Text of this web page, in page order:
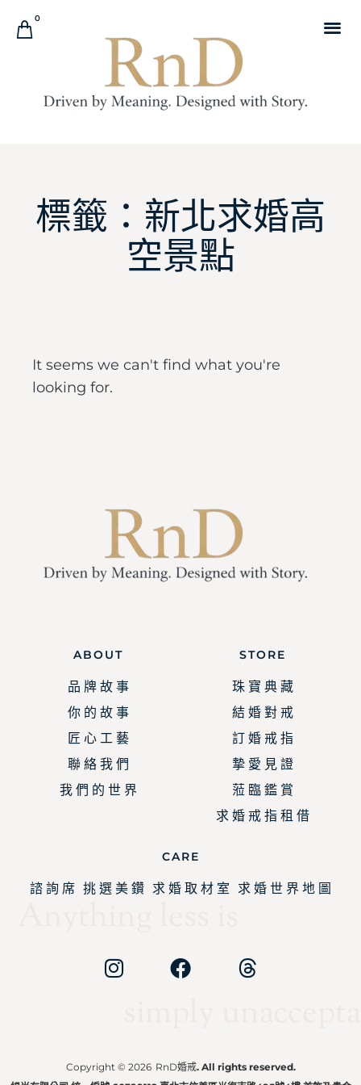
0
標籤：新北求婚高
空景點
It seems we can't find what you're
looking for.
ABOUT
品 牌 故 事
你 的 故 事
匠 心 工 藝
聯 絡 我 們
我 們 的 世 界
STORE
珠 寶 典 藏
結 婚 對 戒
訂 婚 戒 指
摯 愛 見 證
蒞 臨 鑑 賞
求 婚 戒 指 租 借
CARE
諮 詢 席 挑 選 美 鑽 求 婚 取 材 室 求 婚 世 界 地 圖
Copyright © 2026 RnD婚戒. All rights reserved.